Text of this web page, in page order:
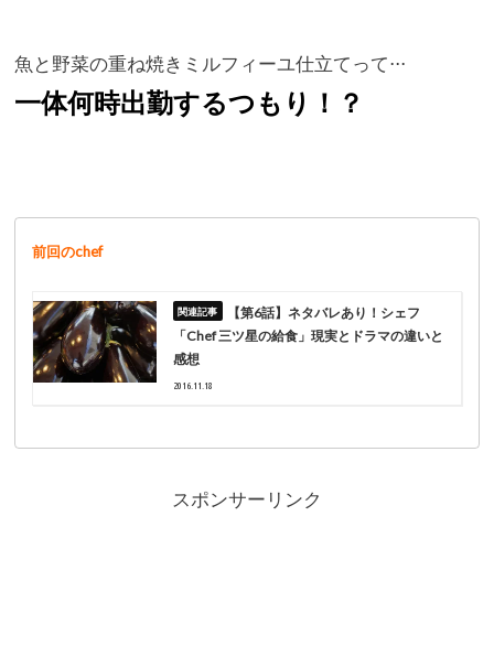
魚と野菜の重ね焼きミルフィーユ仕立てって⋅⋅⋅
一体何時出勤するつもり！？
前回のchef
【第6話】ネタバレあり！シェフ
「Chef 三ツ星の給食」現実とドラマの違いと
感想
2016.11.18
スポンサーリンク